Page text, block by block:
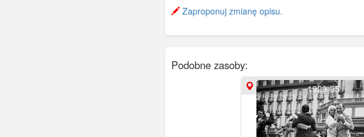
Zaproponuj zmianę opisu.
Podobne zasoby:
1929-05